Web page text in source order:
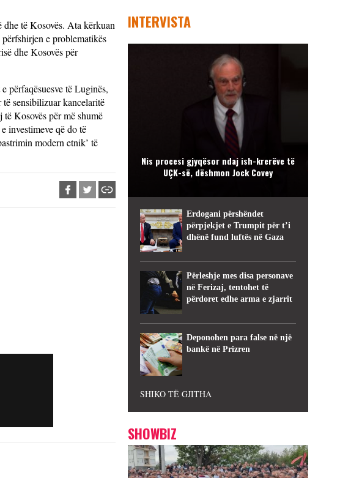
dhe të Kosovës. Ata kërkuan
e problematikës
dhe Kosovës për
përfaqësuesve të Luginës,
të sensibilizuar kancelaritë
Kosovës për më shumë
investimeve që do të
modern etnik’ të
INTERVISTA
Nis procesi gjyqësor ndaj ish-krerëve të
UÇK-së, dëshmon Jock Covey
Erdogani përshëndet
përpjekjet e Trumpit për t’i
dhënë fund luftës në Gaza
Përleshje mes disa personave
në Ferizaj, tentohet të
përdoret edhe arma e zjarrit
Deponohen para false në një
bankë në Prizren
SHIKO TË GJITHA
SHOWBIZ